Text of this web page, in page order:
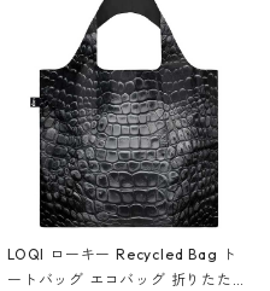
Black ジャン=ミッシェル・バスキ
ア/クラウン ブラック
LOQI ローキー Recycled Bag ト
ートバッグ エコバッグ 折りたたみ